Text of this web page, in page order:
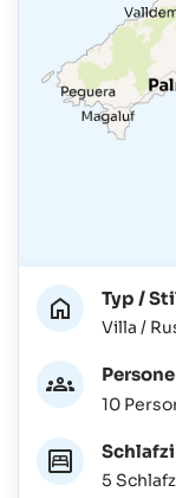
Typ /
Villa /
10
5